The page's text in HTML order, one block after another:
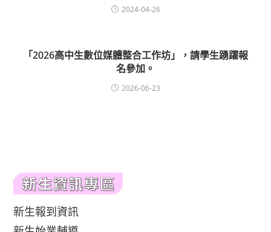
2024-04-26
「2026高中生數位媒體整合工作坊」，請學生踴躍報
名參加。
2026-06-23
新生報到資訊